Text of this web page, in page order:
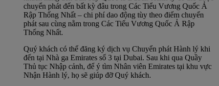
chuyển phát đến bất kỳ đâu trong Các Tiểu Vương Quốc Ả
Rập Thống Nhất – chi phí dao động tùy theo điểm chuyển
phát sau cùng nằm trong Các Tiểu Vương Quốc Ả Rập
Thống Nhất.
Quý khách có thể đăng ký dịch vụ Chuyển phát Hành lý khi
đến tại Nhà ga Emirates số 3 tại Dubai. Sau khi qua Quầy
Thủ tục Nhập cảnh, để ý tìm Nhân viên Emirates tại khu vực
Nhận Hành lý, họ sẽ giúp đỡ Quý khách.